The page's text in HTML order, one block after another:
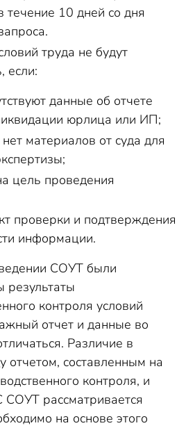
течение 10 дней со дня
труда не будут
если:
данные об отчете
юрлица или ИП;
материалов от суда для
цель проведения
проверки и подтверждения
информации.
СОУТ были
результаты
контроля условий
отчет и данные во
Различие в
отчетом, составленным на
контроля, и
рассматривается
на основе этого